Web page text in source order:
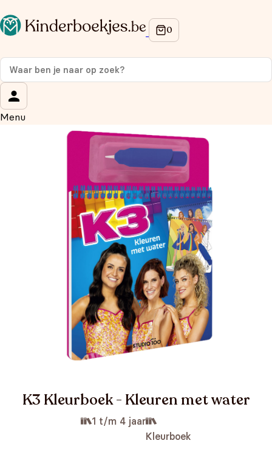
Menu
K3 Kleurboek - Kleuren met water
1 t/m 4 jaar
Kleurboek
Op de hoogte blijven van onze acties?
Meld je aan voor onze nieuwsbrief en ontvang
korting
Wat is je voornaam?
Wat is je e-mailadres?*
Aanmelden
We gebruiken je gegevens om contact op te nemen, in
overeenstemming met onsprivacybeleid.